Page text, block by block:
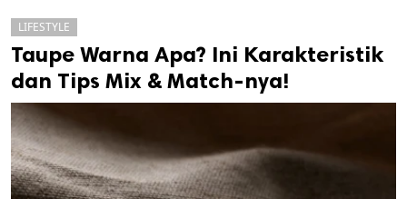
LIFESTYLE
Taupe Warna Apa? Ini Karakteristik
dan Tips Mix & Match-nya!